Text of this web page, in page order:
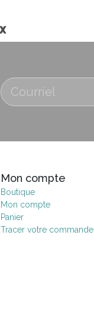
Mon compte
Boutique
Mon compte
Panier
Tracer votre commande